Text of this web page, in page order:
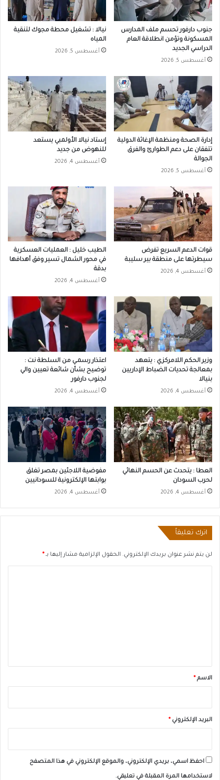
جنوب دارفور تحسم ملف المدارس
المسكونة وتؤمن انطلاقة العام
الدراسي الجديد
أغسطس 5, 2026
نيالا : تشغيل محطة مجوك لتنقية
المياه
أغسطس 5, 2026
إدارة الصحة ومنظمة الإغاثة الدولية
تتفقان على دعم الطوارئ والفرق
الجوالة
أغسطس 5, 2026
إستاد نيالا الأولمبي يستعد
للنهوض من جديد
أغسطس 4, 2026
قوات الدعم السريع تفرض
سيطرتها على منطقة بير سليبة
أغسطس 4, 2026
الطيب خليل : العمليات العسكرية
في محور الشمال تسير وفق أهدافها
بدقة
أغسطس 4, 2026
وزير الحكم اللامركزي : يتعهد
بمعالجة تحديات الضباط الإداريين
بنيالا
أغسطس 4, 2026
اعتذار رسمـي من السلطة نت :
توضيح بشأن شائعة تعيين والي
لجنوب دارفور
أغسطس 4, 2026
العطا : يتحدث عن الحسم النهائي
لحرب السودان
أغسطس 4, 2026
مفوضية اللاجئين بمصر تغلق
بوابتها الإلكترونية للسودانيين
أغسطس 4, 2026
اترك تعليقاً
لن يتم نشر عنوان بريدك الإلكتروني. الحقول الإلزامية مشار إليها بـ*
*الاسم*
البريد الإلكتروني*
احفظ اسمي، بريدي الإلكتروني، والموقع الإلكتروني في هذا المتصفح
لاستخدامها المرة المقبلة في تعليقي.